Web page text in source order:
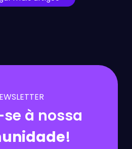
à nossa
!